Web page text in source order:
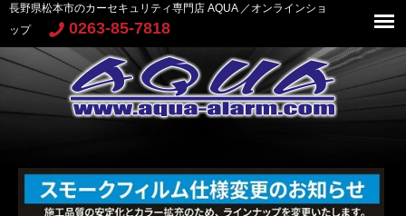
長野県松本市のカーセキュリティ専門店 AQUA ／オンラインショ
ップ
0263-85-7818